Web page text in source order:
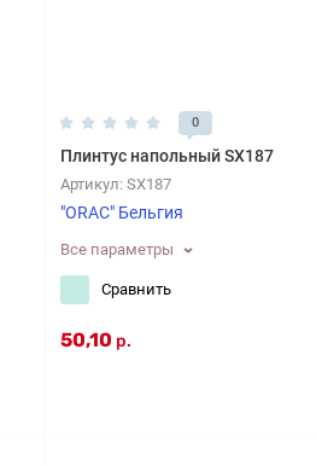
0
Плинтус напольный SX187
Артикул: SX187
"ORAC" Бельгия
Все параметры
Сравнить
50,10 р.